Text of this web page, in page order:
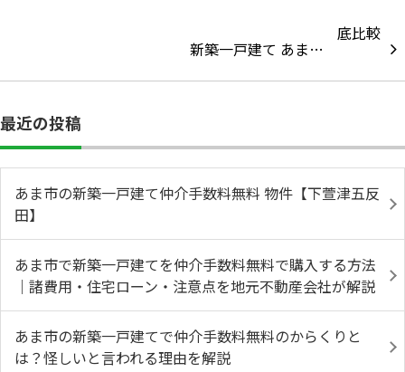
新築一戸建て あま…
最近の投稿
あま市の新築一戸建て仲介手数料無料 物件【下萱津五反
田】
あま市で新築一戸建てを仲介手数料無料で購入する方法
｜諸費用・住宅ローン・注意点を地元不動産会社が解説
あま市の新築一戸建てで仲介手数料無料のからくりと
は？怪しいと言われる理由を解説